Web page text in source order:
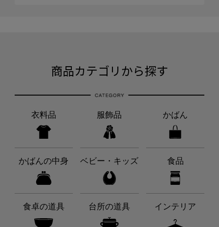
商品カテゴリから探す
衣料品 服飾品 かばん
かばんの中身 ベビー・キッズ 食品
食卓の道具 台所の道具 インテリア